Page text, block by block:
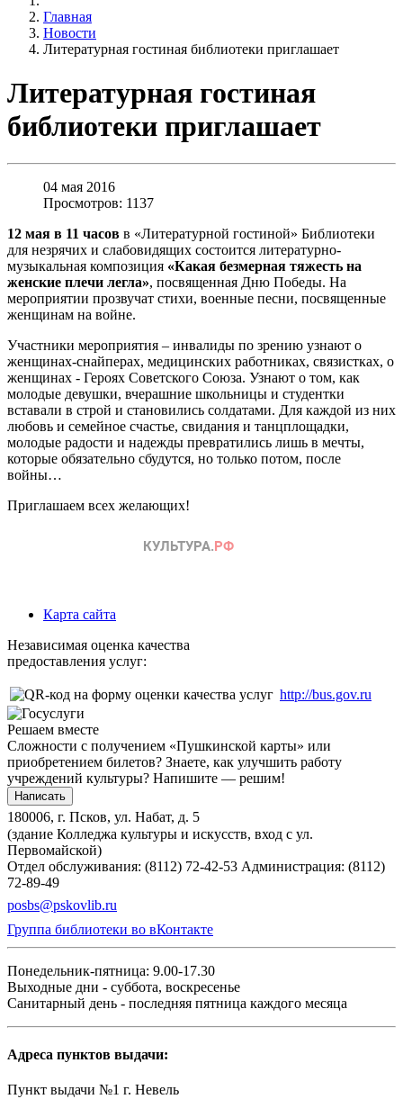
Главная
Новости
Литературная гостиная библиотеки приглашает
Литературная гостиная
библиотеки приглашает
04 мая 2016
Просмотров: 1137
12 мая в 11 часов в «Литературной гостиной» Библиотеки
для незрячих и слабовидящих состоится литературно-
музыкальная композиция «Какая безмерная тяжесть на
женские плечи легла», посвященная Дню Победы. На
мероприятии прозвучат стихи, военные песни, посвященные
женщинам на войне.
Участники мероприятия – инвалиды по зрению узнают о
женщинах-снайперах, медицинских работниках, связистках, о
женщинах - Героях Советского Союза. Узнают о том, как
молодые девушки, вчерашние школьницы и студентки
вставали в строй и становились солдатами. Для каждой из них
любовь и семейное счастье, свидания и танцплощадки,
молодые радости и надежды превратились лишь в мечты,
которые обязательно сбудутся, но только потом, после
войны…
Приглашаем всех желающих!
Карта сайта
Независимая оценка качества
предоставления услуг:
http://bus.gov.ru
Решаем вместе
Сложности с получением «Пушкинской карты» или
приобретением билетов? Знаете, как улучшить работу
учреждений культуры? Напишите — решим!
Написать
180006, г. Псков, ул. Набат, д. 5
(здание Колледжа культуры и искусств, вход с ул.
Первомайской)
Отдел обслуживания: (8112) 72-42-53 Администрация: (8112)
72-89-49
posbs@pskovlib.ru
Группа библиотеки во вКонтакте
Понедельник-пятница: 9.00-17.30
Выходные дни - суббота, воскресенье
Санитарный день - последняя пятница каждого месяца
Адреса пунктов выдачи:
Пункт выдачи №1 г. Невель